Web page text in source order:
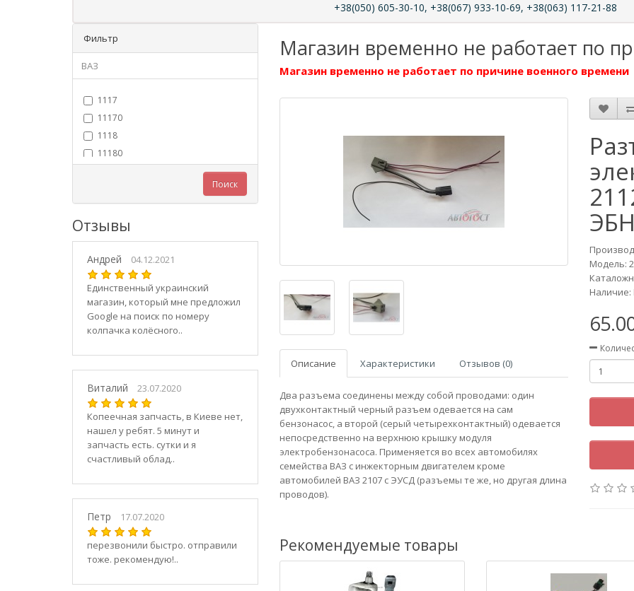
+38(050) 605-30-10, +38(067) 933-10-69, +38(063) 117-21-88
Фильтр
ВАЗ
1117
11170
1118
11180
11186
1119
11190
11194
2101
21010
2102
21020
21040
21044
21047
2107
21070
21073
Поиск
Отзывы
Андрей 04.12.2021
Единственный украинский
магазин, который мне предложил
Google на поиск по номеру
колпачка колёсного..
Виталий 23.07.2020
Копеечная запчасть, в Киеве нет,
нашел у ребят. 5 минут и
запчасть есть. сутки и я
счастливый облад..
Петр 17.07.2020
перезвонили быстро. отправили
тоже. рекомендую!..
Магазин временно не работает по
Магазин временно не работает по причине военного времени
Описание Характеристики Отзывов (0)
Два разъема соединены между собой проводами: один
двухконтактный черный разъем одевается на сам
бензонасос, а второй (серый четырехконтактный) одевается
непосредственно на верхнюю крышку модуля
электробензонасоса. Применяется во всех автомобилях
семейства ВАЗ с инжекторным двигателем кроме
автомобилей ВАЗ 2107 с ЭУСД (разъемы те же, но другая длина
проводов).
Модель:
Наличие:
Рекомендуемые товары